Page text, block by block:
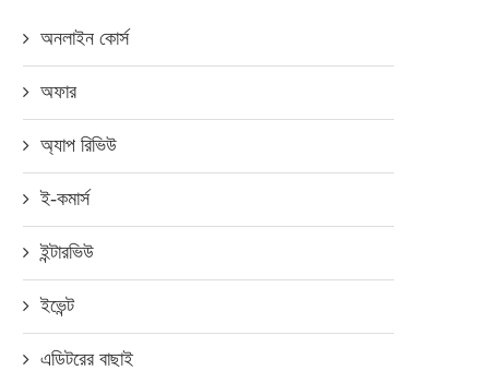
অনলাইন কোর্স
অফার
অ্যাপ রিভিউ
ই-কমার্স
ইন্টারভিউ
ইভেন্ট
এডিটরের বাছাই